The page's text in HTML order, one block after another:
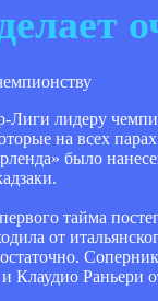
Лиги лидеру
на всех
было
тайма
от
Раньери